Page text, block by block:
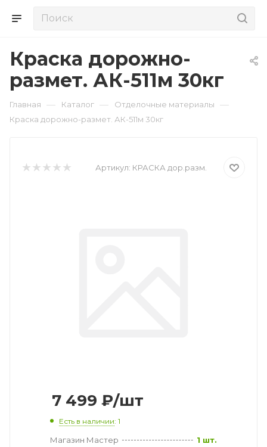
Краска дорожно-
размет. АК-511м 30кг
Главная — Каталог — Отделочные материалы —
Краска дорожно-размет. АК-511м 30кг
Артикул: КРАСКА дор.разм.
7 499 ₽/шт
Есть в наличии: 1
Магазин Мастер 1 шт.